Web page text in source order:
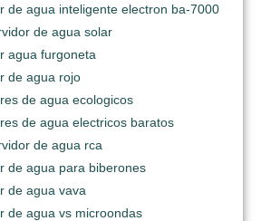
de agua inteligente electron ba-7000
de agua solar
agua furgoneta
de agua rojo
de agua ecologicos
de agua electricos baratos
de agua rca
de agua para biberones
de agua vava
de agua vs microondas